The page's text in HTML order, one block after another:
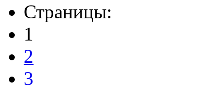
Страницы:
1
2
3